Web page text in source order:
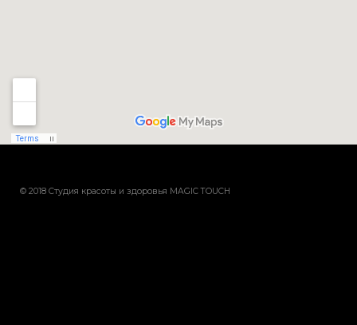
© 2018 Студия красоты и здоровья MAGIC TOUCH